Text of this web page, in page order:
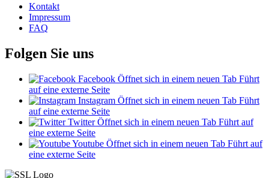
Kontakt
Impressum
FAQ
Folgen Sie uns
Facebook Öffnet sich in einem neuen Tab Führt
auf eine externe Seite
Instagram Öffnet sich in einem neuen Tab Führt
auf eine externe Seite
Twitter Öffnet sich in einem neuen Tab Führt auf
eine externe Seite
Youtube Öffnet sich in einem neuen Tab Führt auf
eine externe Seite